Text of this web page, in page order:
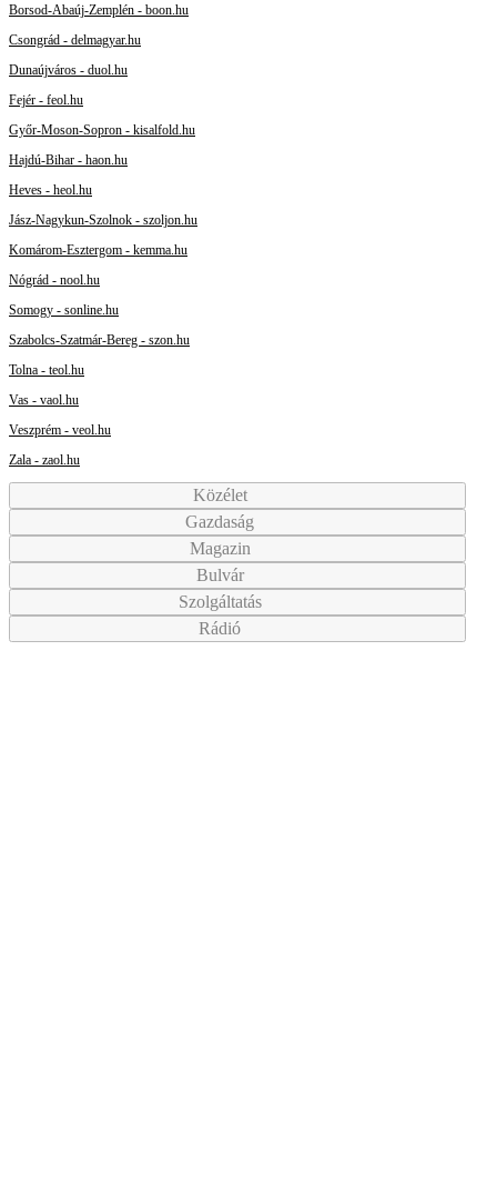
Borsod-Abaúj-Zemplén - boon.hu
Csongrád - delmagyar.hu
Dunaújváros - duol.hu
Fejér - feol.hu
Győr-Moson-Sopron - kisalfold.hu
Hajdú-Bihar - haon.hu
Heves - heol.hu
Jász-Nagykun-Szolnok - szoljon.hu
Komárom-Esztergom - kemma.hu
Nógrád - nool.hu
Somogy - sonline.hu
Szabolcs-Szatmár-Bereg - szon.hu
Tolna - teol.hu
Vas - vaol.hu
Veszprém - veol.hu
Zala - zaol.hu
Közélet
Gazdaság
Magazin
Bulvár
Szolgáltatás
Rádió